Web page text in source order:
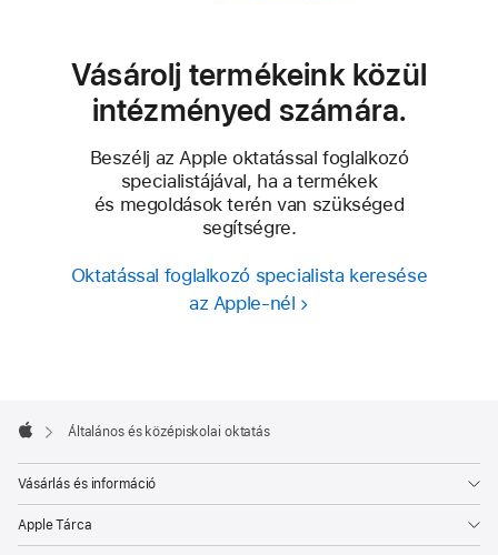
Vásárolj termékeink közül
intézményed számára.
Beszélj az Apple oktatással foglalkozó
specialistájával, ha a termékek
és megoldások terén van szükséged
segítségre.
Oktatással foglalkozó specialista keresése
az Apple-nél
lábléc

Általános és középiskolai oktatás
Vásárlás és információ
Apple Tárca